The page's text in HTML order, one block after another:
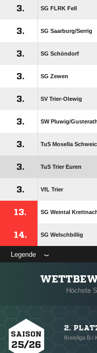
3. SG FLRK Fell
3. SG Saarburg/​Serrig
3. SG Schöndorf
3. SG Zewen
3. SV Trier-Olewig
3. SW Pluwig/​Gusterath
3. TuS Mosella
3. TuS Trier Euren
3. VfL Trier
13. SG Weintal
14. SG Welschbillig
Legende
Höchste
SAISON
25/26
2.
Kreisliga B /